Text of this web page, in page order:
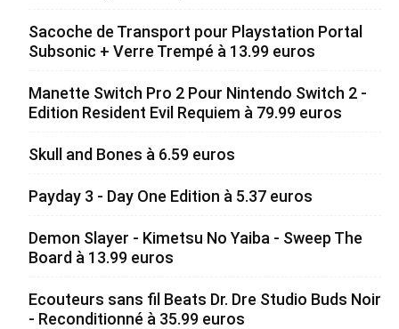
Sacoche de Transport pour Playstation Portal
Subsonic + Verre Trempé à 13.99 euros
Manette Switch Pro 2 Pour Nintendo Switch 2 -
Edition Resident Evil Requiem à 79.99 euros
Skull and Bones à 6.59 euros
Payday 3 - Day One Edition à 5.37 euros
Demon Slayer - Kimetsu No Yaiba - Sweep The
Board à 13.99 euros
Ecouteurs sans fil Beats Dr. Dre Studio Buds Noir
- Reconditionné à 35.99 euros